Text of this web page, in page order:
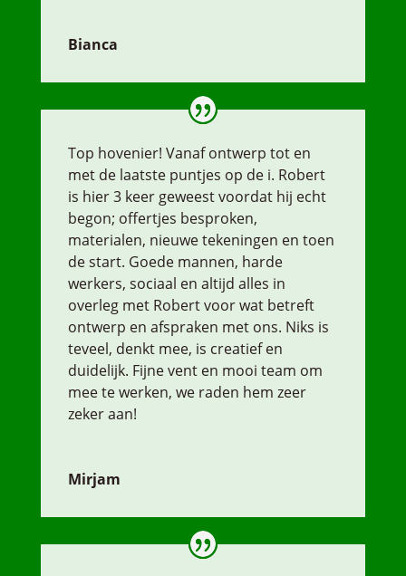
Bianca
Top hovenier! Vanaf ontwerp tot en
met de laatste puntjes op de i. Robert
is hier 3 keer geweest voordat hij echt
begon; offertjes besproken,
materialen, nieuwe tekeningen en toen
de start. Goede mannen, harde
werkers, sociaal en altijd alles in
overleg met Robert voor wat betreft
ontwerp en afspraken met ons. Niks is
teveel, denkt mee, is creatief en
duidelijk. Fijne vent en mooi team om
mee te werken, we raden hem zeer
zeker aan!
Mirjam